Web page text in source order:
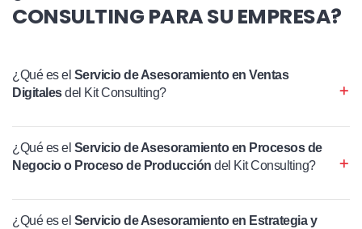
CONSULTING PARA SU EMPRESA?
¿Qué es el Servicio de Asesoramiento en Ventas
Digitalesdel Kit Consulting?
¿Qué es el Servicio de Asesoramiento en Procesos de
Negocio o Proceso de Producción del Kit Consulting?
¿Qué es el Servicio de Asesoramiento en Estrategia y